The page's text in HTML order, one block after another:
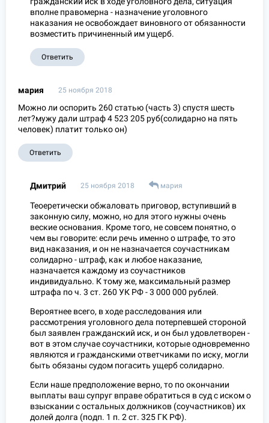
вполне правомерна - назначение уголовного
наказания не освобождает виновного от обязанности
возместить причиненный им ущерб.
Ответить
мария 25 ноября 2018
Можно ли оспорить 260 статью (часть 3) спустя шесть
лет?мужу дали штраф 4 523 205 руб(солидарно на пять
человек) платит только он)
Ответить
Дмитрий 25 ноября 2018 мария
Теоеретически обжаловать приговор, вступивший в
законную силу, можно, но для этого нужны очень
веские основания. Кроме того, не совсем понятно, о
чем вы говорите: если речь именно о штрафе, то это
вид наказания, и он не назначается соучастникам
солидарно - штраф, как и любое наказание,
назначается каждому из соучастников
индивидуально. К тому же, максимальный размер
штрафа по ч. 3 ст. 260 УК РФ - 3 000 000 рублей.
Вероятнее всего, в ходе расследования или
рассмотрения уголовного дела потерпевшей стороной
был заявлен гражданский иск, и он был удовлетворен -
вот в этом случае соучастники, которые одновременно
являются и гражданскими ответчиками по иску, могли
быть обязаны судом погасить ущерб солидарно.
Если наше предположение верно, то по окончании
выплаты ваш супруг вправе обратиться в суд с иском о
взыскании с остальных должников (соучастников) их
долей долга (подп. 1 п. 2 ст. 325 ГК РФ).